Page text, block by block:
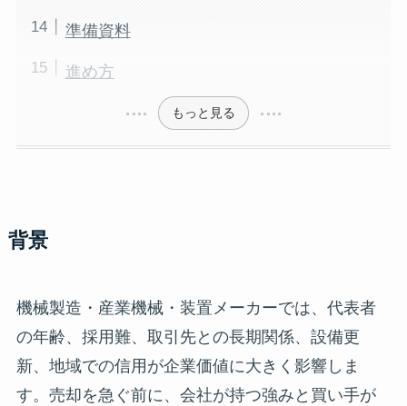
準備資料
進め方
もっと見る
背景
機械製造・産業機械・装置メーカーでは、代表者
の年齢、採用難、取引先との長期関係、設備更
新、地域での信用が企業価値に大きく影響しま
す。売却を急ぐ前に、会社が持つ強みと買い手が